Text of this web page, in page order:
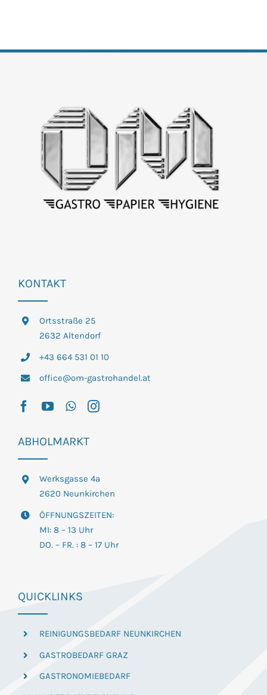
KONTAKT
Ortsstraße 25
2632 Altendorf
+43 664 531 01 10
office@om-gastrohandel.at
ABHOLMARKT
Werksgasse 4a
2620 Neunkirchen
ÖFFNUNGSZEITEN:
MI: 8 – 13 Uhr
DO. – FR. : 8 – 17 Uhr
QUICKLINKS
REINIGUNGSBEDARF NEUNKIRCHEN
GASTROBEDARF GRAZ
GASTRONOMIEBEDARF